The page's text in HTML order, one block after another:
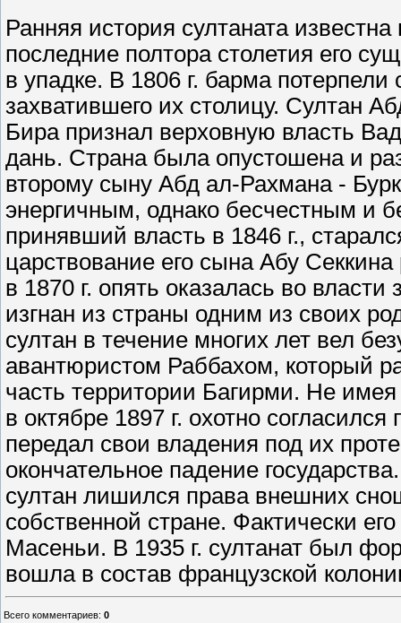
Ранняя история султаната
последние полтора столетия его
в упадке. В 1806 г. барма
захватившего их столицу. Султан
Бира признал верховную власть
дань. Страна была опустошена и
второму сыну Абд ал-Рахмана -
энергичным, однако бесчестным и
принявший власть в 1846 г.,
царствование его сына Абу
в 1870 г. опять оказалась во
изгнан из страны одним из своих
султан в течение многих лет вел
авантюристом Раббахом, который
часть территории Багирми. Не
в октябре 1897 г. охотно
передал свои владения под их
окончательное падение
султан лишился права внешних
собственной стране. Фактически
Масеньи. В 1935 г. султанат был
вошла в состав французской
Всего комментариев: 0